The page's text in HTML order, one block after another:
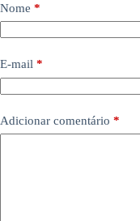
Nome *
E-mail *
Adicionar comentário *